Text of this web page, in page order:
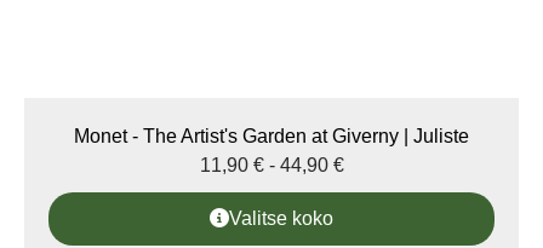
Monet - The Artist's Garden at Giverny | Juliste
11,90 € - 44,90 €
Valitse koko